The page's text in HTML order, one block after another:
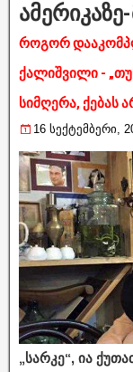
როგორ
ქალიშვილი -
სიმღერა, ქებას
16 სექტემბერი,
„სარკე“, ია